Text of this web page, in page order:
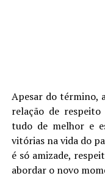
Apesar do término,
relação de
tudo de melhor e
vitórias na vida do
é só amizade,
abordar o novo